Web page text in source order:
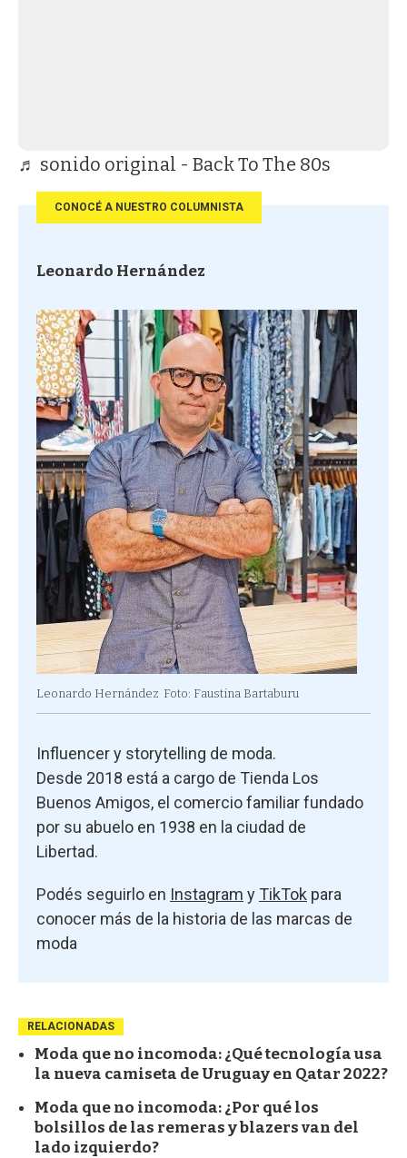
♬ sonido original - Back To The 80s
CONOCÉ A NUESTRO COLUMNISTA
Leonardo Hernández
Leonardo Hernández Foto: Faustina Bartaburu
Influencer y storytelling de moda.
Desde 2018 está a cargo de Tienda Los
Buenos Amigos, el comercio familiar fundado
por su abuelo en 1938 en la ciudad de
Libertad.
Podés seguirlo en Instagram y TikTok para
conocer más de la historia de las marcas de
moda
RELACIONADAS
Moda que no incomoda: ¿Qué tecnología usa
la nueva camiseta de Uruguay en Qatar 2022?
Moda que no incomoda: ¿Por qué los
bolsillos de las remeras y blazers van del
lado izquierdo?